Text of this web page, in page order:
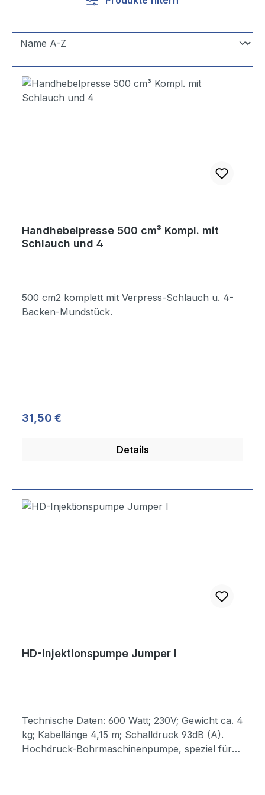
Handhebelpresse 500 cm³ Kompl. mit
Schlauch und 4
500 cm2 komplett mit Verpress-Schlauch u. 4-
Regulärer Preis:
31,50 €
Details
HD-Injektionspumpe Jumper I
Technische Daten: 600 Watt; 230V; Gewicht ca. 4
kg; Kabellänge 4,15 m; Schalldruck 93dB (A).
Hochdruck-Bohrmaschinenpumpe, speziel für